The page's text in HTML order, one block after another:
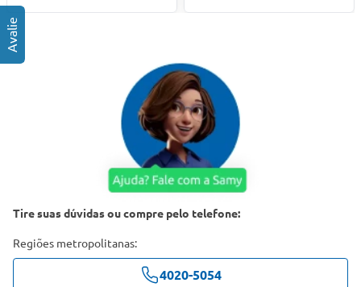
Tire suas dúvidas ou compre pelo telefone:
Regiões metropolitanas:
4020-5054